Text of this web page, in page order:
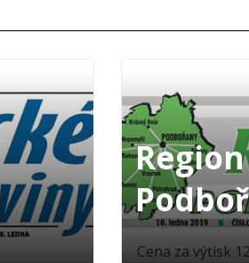
Region
Cena za výtisk